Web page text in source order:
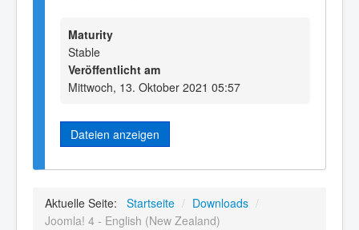
Maturity
Stable
Veröffentlicht am
Mittwoch, 13. Oktober 2021 05:57
Dateien anzeigen
Aktuelle Seite: Startseite / Downloads /
Joomla! 4 - English (New Zealand)